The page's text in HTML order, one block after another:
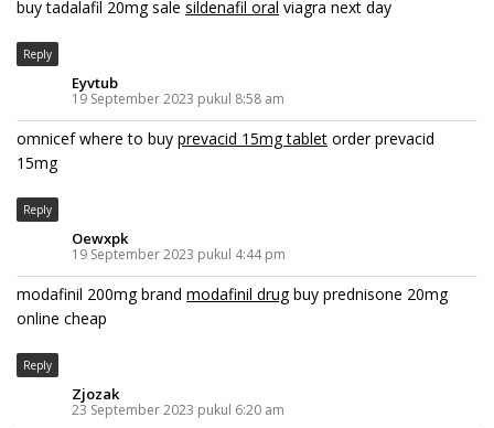
buy tadalafil 20mg sale sildenafil oral viagra next day
Reply
Eyvtub
19 September 2023 pukul 8:58 am
omnicef where to buy prevacid 15mg tablet order prevacid
15mg
Reply
Oewxpk
19 September 2023 pukul 4:44 pm
modafinil 200mg brand modafinil drugbuy prednisone 20mg
online cheap
Reply
Zjozak
23 September 2023 pukul 6:20 am